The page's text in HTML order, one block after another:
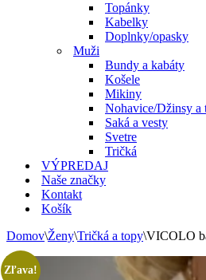
Topánky
Kabelky
Doplnky/opasky
Muži
Bundy a kabáty
Košele
Mikiny
Nohavice/Džinsy a
Saká a vesty
Svetre
Tričká
VÝPREDAJ
Naše značky
Kontakt
Košík
Domov\Ženy\Tričká a topy\VICOLO
Zľava!